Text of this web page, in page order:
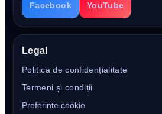
Facebook YouTube
Legal
Politica de confidențialitate
Termeni și condiții
Preferințe cookie